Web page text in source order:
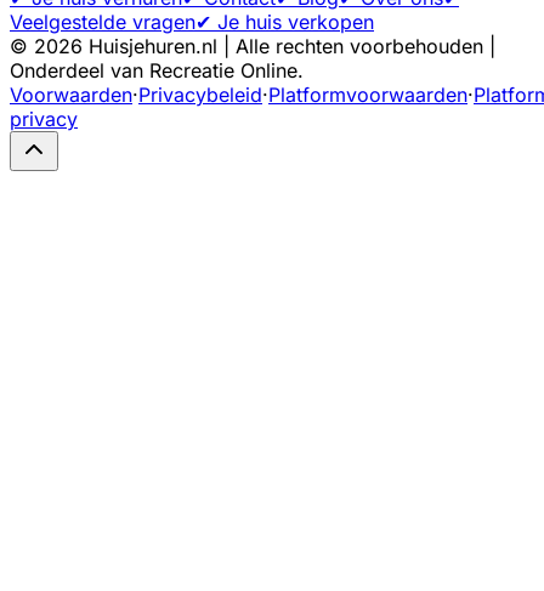
Veelgestelde vragen✔ Je huis verkopen
© 2026 Huisjehuren.nl | Alle rechten voorbehouden |
Onderdeel van Recreatie Online.
Voorwaarden·Privacybeleid·Platformvoorwaarden·
privacy